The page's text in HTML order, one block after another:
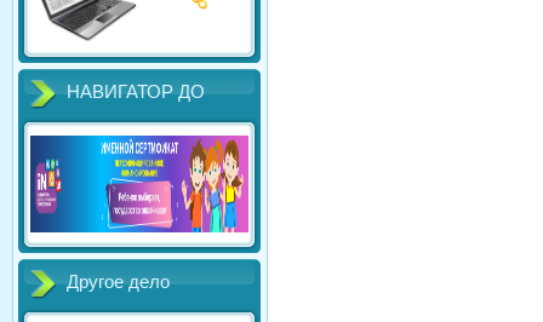
НАВИГАТОР ДО
Другое дело